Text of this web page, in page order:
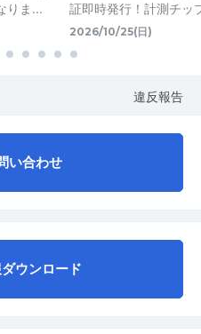
りま...
証即時発行！計測チッ
2026/10/25(日)
違反報告
い合わせ
ウンロード